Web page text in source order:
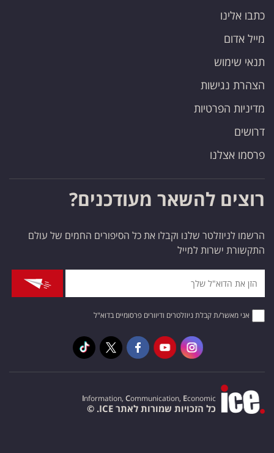
כתבו אלינו
מייל אדום
תנאי שימוש
הצהרת נגישות
מדיניות הפרטיות
דרושים
פרסמו אצלנו
רוצים להשאר מעודכנים?
הרשמו לניוזלטר שלנו וקבלו את כל הסיפורים החמים של עולם
התקשורת ישרות למייל
אני מאשר/ת קבלת ניוזלטרים ודיוורים פרסומיים בדוא"ל
Information, Communication, Economic
כל הזכויות שמורות לאתר ICE. ©